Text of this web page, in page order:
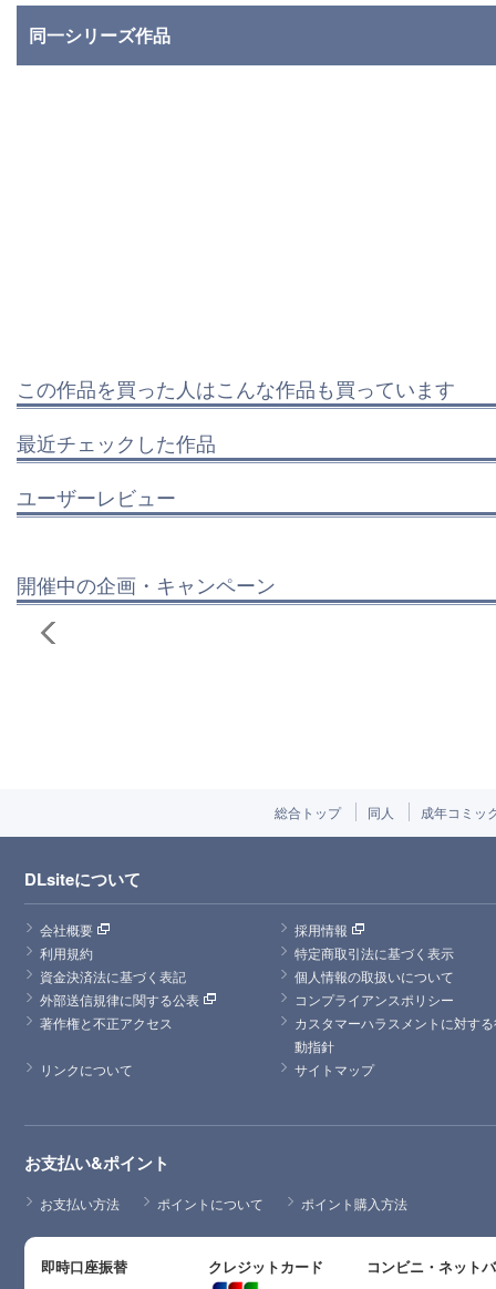
同一シリーズ作品
この作品を買った人はこんな作品も買っています
最近チェックした作品
ユーザーレビュー
開催中の企画・キャンペーン
総合トップ 同人 成年コミッ
DLsiteについて
会社概要
採用情報
利用規約
特定商取引法に基づく表示
資金決済法に基づく表記
個人情報の取扱いについて
外部送信規律に関する公表
コンプライアンスポリシー
著作権と不正アクセス
カスタマーハラスメントに対す
動指針
リンクについて
サイトマップ
お支払い&ポイント
お支払い方法 ポイントについて ポイント購入方法
即時口座振替 クレジットカード コンビニ・ネット